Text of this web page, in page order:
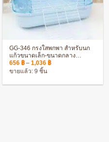
GG-346 กรงใสพกพา สำหรับนก
แก้วขนาดเล็ก-ขนาดกลาง
ประกอบง่าย แข็งแรง ทนทาน
656 ฿ – 1,036 ฿Price
1,036 ฿
ขายแล้ว: 9 ชิ้น